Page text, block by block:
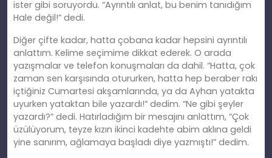
ister gibi soruyordu. “Ayrıntılı anlat, bu benim tanıdığım
Hale değil!” dedi.
Diğer çifte kadar, hatta çobana kadar hepsini ayrıntılı
anlattım. Kelime seçimime dikkat ederek. O arada
yazışmalar ve telefon konuşmaları da dahil. “Hatta, çok
zaman sen karşısında otururken, hatta hep beraber rakı
içtiğiniz Cumartesi akşamlarında, ya da Ayhan yatakta
uyurken yataktan bile yazardı!” dedim. “Ne gibi şeyler
yazardı?” dedi. Hatırladığım bir mesajını anlattım, “Çok
üzülüyorum, teyze kızın ikinci kadehte abim aklına geldi
yine sanırım, ağlamaya başladı diye yazmıştı!” dedim.